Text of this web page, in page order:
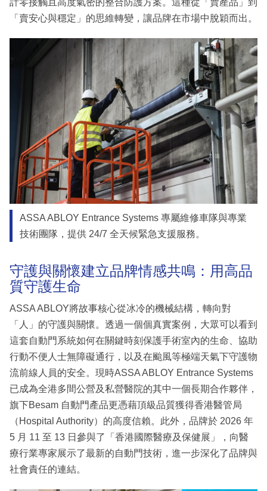
計零接觸且高度氣密的整合防護方案。這種從「賣產品」到
「賣安心與穩定」的思維轉變，讓品牌在市場中脫穎而出。
ASSA ABLOY Entrance Systems 專屬維修車隊與專業
技術團隊，提供 24/7 全天候緊急支援服務。
守護與關懷建立品牌情感共鳴：用高品
質守護生命
ASSA ABLOY將故事核心從冰冷的機械結構，轉向對
「人」的守護與關懷。透過一個個真實案例，大眾可以看到
這套自動門系統如何在關鍵時刻保護手術室內的生命、協助
行動不便人士無障礙通行，以及在颱風等極端天氣下守護物
流前線人員的安全。現時ASSA ABLOY Entrance Systems
已成為全港多間公營及私營醫院的其中一個長期合作夥伴，
旗下Besam 自動門產品更憑藉頂級品質獲得香港醫管局
（Hospital Authority）的高度信賴。此外，品牌於 2026 年
5 月 11 至 13 日參與了「香港國際醫療及保健展」，向醫
療行業專家展示了最新的自動門技術，進一步深化了品牌與
社會責任的連結。